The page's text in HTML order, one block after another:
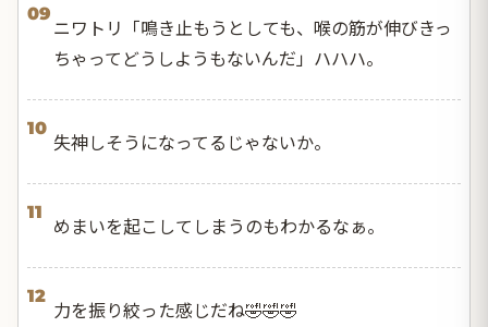
09
ニワトリ「鳴き止もうとしても、喉の筋が伸びきっ
ちゃってどうしようもないんだ」ハハハ。
10
失神しそうになってるじゃないか。
11
めまいを起こしてしまうのもわかるなぁ。
12
力を振り絞った感じだね🤣🤣🤣